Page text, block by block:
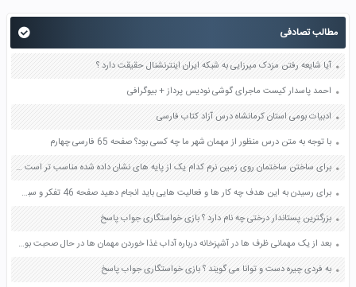
مطالب تصادفی
آیا شایعه رفتن مزدک میرزایی به شبکه ایران اینترنشنال حقیقت دارد ؟
احمد پاسدار کیست ماجرای گوشی نودیس پرداز + بیوگرافی
ادبیات بومی استان کرمانشاه درس آزاد کتاب فارسی
با توجه به متن درس منظور از مهمان شهر ما چه کسی بود؟ صفحه 65 فارسی چهارم
برای ساختن ساختمان روی زمین نرم کدام یک از پایه های نشان داده شده مناسب تر است صفحه 84 علوم نهم
برای رسیدن به این هدف چه کار ها و فعالیت هایی باید انجام دهید صفحه 46 تفکر و سبک زندگی هفتم
بزرگترین پستاندار درختی چه نام دارد ؟ بازی خواستگاری جواب پاسخ
بعد از یک مهمانی ظرف ها در آشپزخانه درباره آداب غذا خوردن مهمان ها در حال صحبت بودند صفحه 28 کتاب نگارش فارسی ششم
به فردی چیره دست و توانا می گویند ؟ بازی خواستگاری جواب پاسخ